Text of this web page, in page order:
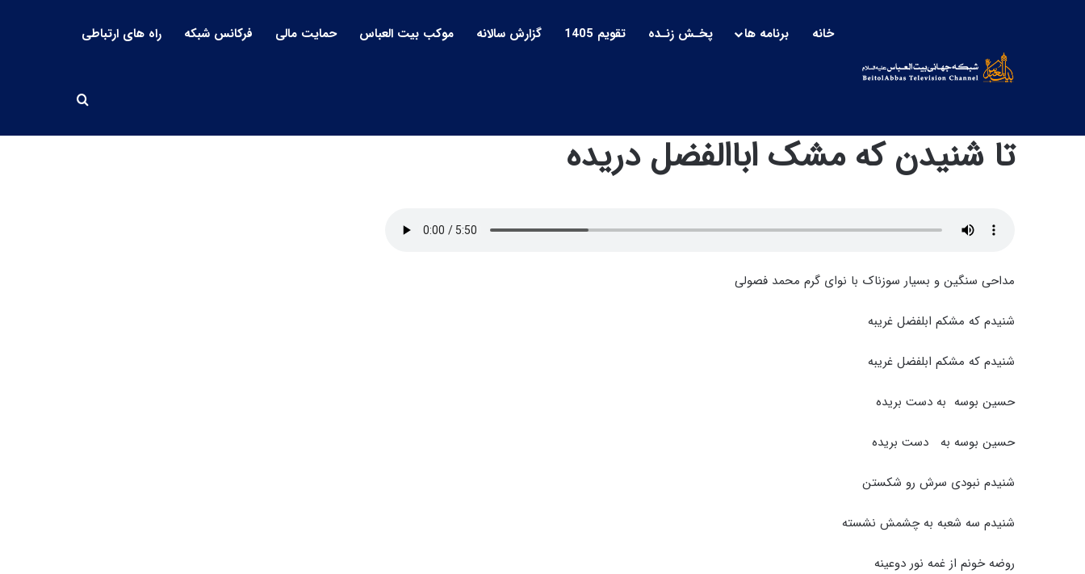
خانه برنامه ها پخـش زنـده تقویم 1405 گزارش سالانه موکب بیت العباس حمایت مالی فرکانس شبکه راه های ارتباطی
جستجو
تا شنیدن که مشک اباالفضل دریده
مداحی سنگین و بسیار سوزناک با نوای گرم محمد فصولی
شنیدم که مشکم ابلفضل غریبه
شنیدم که مشکم ابلفضل غریبه
حسین بوسه به دست بریده
حسین بوسه به دست بریده
شنیدم نبودی سرش رو شکستن
شنیدم سه شعبه به چشمش نشسته
روضه خونم از غمه نور دوعینه